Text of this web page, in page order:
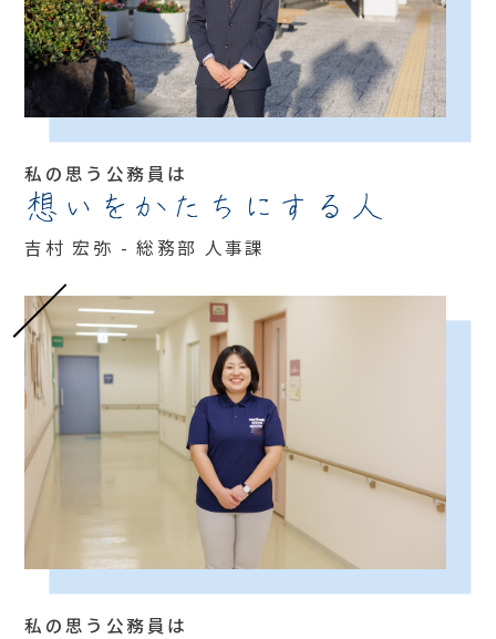
私の思う公務員は
想いをかたちにする人
吉村 宏弥 - 総務部 人事課
私の思う公務員は